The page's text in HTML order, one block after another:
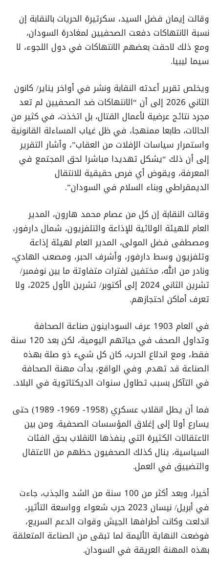
وقالت إيمان فضل السيد، سكرتيرة الحريات بالنقابة إن
نسبة الانتهاكات دفعت الصحفيين لمغادرة السودان،
ومع ذلك لاحقت بعضهم الانتهاكات في دول اللجوء، لا
سيما ليبيا.
ويخلص تقرير أعدته النقابة ونشر في أواخر يناير/ كانون
الثاني 2026 إلى أن “الانتهاكات ضد الصحفيين لم تعد
مجرد نتائج عرضية لأعمال القتال، بل اتخذت، في كثير من
الحالات، طابعا ممنهجا، في ظل غياب المساءلة القانونية
واستمرار سياسات الإفلات من العقاب”، وأشار التقرير
إلى أن ذلك “يشكل تهديدا مباشرا لحق المجتمع في
المعرفة، ويقوض أي فرص حقيقية للانتقال
الديمقراطي وبناء السلام في السودان”.
وقالت النقابة إن كل من عصام محمد هارون، المدير
العام للهيئة الولائية للإذاعة والتلفزيون، شمال دارفور،
ومصطفى فضل المولى، المدير العام لهيئة إذاعة
وتلفزيون وسط دارفور، وأشرف الحبر، ومصعب الهادي،
ونادر من الله، مختفين لفترات متفاوتة ما بين نوفمبر/
تشرين الثاني 2024 إلى أكتوبر/ تشرين الأول 2025، ولا
تعرف أماكن احتجازهم.
في العام 1903 عرف السوداينون صناعة الصحافة
وتداول الصحف في حياتهم اليومية، لكن بعد 120 سنة
فقط، ومع اندلاع الحرب، كان كل شيء ذو صلة بهذه
الصناعة قد تهدم. وفي الواقع، بدأت مهنة الصحافة
في التآكل بسبب تطاول سنوات الديكتاتوية في البلاد.
فما أن يطل انقلاب عسكري (1958- 1969- 1989) حتى
يسارع أولا إلى إغلاق المؤسسات الصحفية. ومن بين
الاعتقالات الكثيرة التي ينفذها الانقلاب بحق الفئات
السياسية، ينال كذلك الصحفيون حظهم من الاعتقال
والتضييق في العمل.
أخيرا، وبعد أكثر من 100 سنة من الشد والجذب، جاءت
في أبريل/ نيسان 2023 حرب شعواء وواسعة التأثير،
اندلعت وكانت أطرافها الجيش وقوات الدعم السريع،
فوضعت النهاية الأليمة لما تبقى من الصناعة المتعلقة
بهذه المهنة العريقة في السودان.